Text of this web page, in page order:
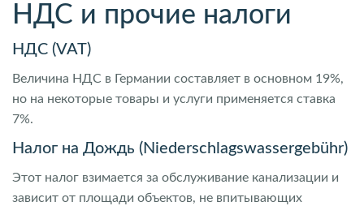
НДС и прочие налоги
НДС (VAT)
Величина НДС в Германии составляет в основном 19%,
но на некоторые товары и услуги применяется ставка
7%.
Налог на Дождь (Niederschlagswassergebühr)
Этот налог взимается за обслуживание канализации и
зависит от площади объектов, не впитывающих